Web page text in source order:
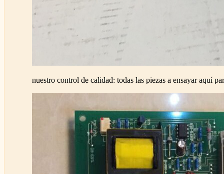
nuestro control de calidad: todas las piezas a ensayar aquí